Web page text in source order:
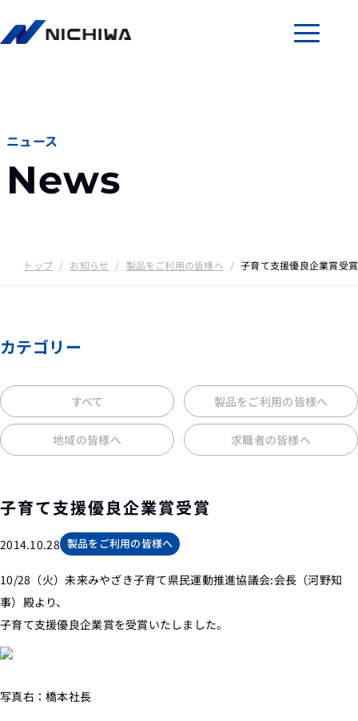
メニューを
ニュース
News
トップ / お知らせ / 製品をご利用の皆様へ / 子育て支援優良企業賞受賞
カテゴリー
すべて 製品をご利用の皆様へ
地域の皆様へ 求職者の皆様へ
子育て支援優良企業賞受賞
2014.10.28 製品をご利用の皆様へ
10/28（火）未来みやざき子育て県民運動推進協議会:会長（河野知
事）殿より、
子育て支援優良企業賞を受賞いたしました。
写真右：橋本社長